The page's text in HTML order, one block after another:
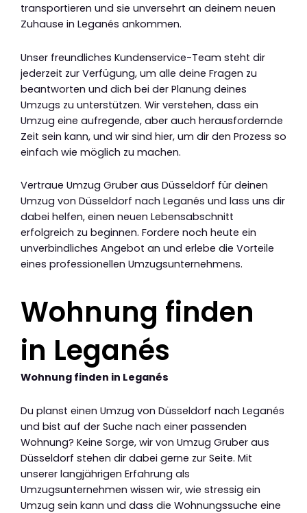
transportieren und sie unversehrt an deinem neuen
Zuhause in Leganés ankommen.
Unser freundliches Kundenservice-Team steht dir
jederzeit zur Verfügung, um alle deine Fragen zu
beantworten und dich bei der Planung deines
Umzugs zu unterstützen. Wir verstehen, dass ein
Umzug eine aufregende, aber auch herausfordernde
Zeit sein kann, und wir sind hier, um dir den Prozess so
einfach wie möglich zu machen.
Vertraue Umzug Gruber aus Düsseldorf für deinen
Umzug von Düsseldorf nach Leganés und lass uns dir
dabei helfen, einen neuen Lebensabschnitt
erfolgreich zu beginnen. Fordere noch heute ein
unverbindliches Angebot an und erlebe die Vorteile
eines professionellen Umzugsunternehmens.
Wohnung finden
in Leganés
Wohnung finden in Leganés
Du planst einen Umzug von Düsseldorf nach Leganés
und bist auf der Suche nach einer passenden
Wohnung? Keine Sorge, wir von Umzug Gruber aus
Düsseldorf stehen dir dabei gerne zur Seite. Mit
unserer langjährigen Erfahrung als
Umzugsunternehmen wissen wir, wie stressig ein
Umzug sein kann und dass die Wohnungssuche eine